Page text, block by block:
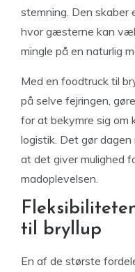
stemning. Den skaber
hvor gæsterne kan
mingle på en naturlig
Med en foodtruck til
på selve fejringen,
for at bekymre sig om
logistik. Det gør dagen
at det giver mulighed
madoplevelsen.
til bryllup
En af de største